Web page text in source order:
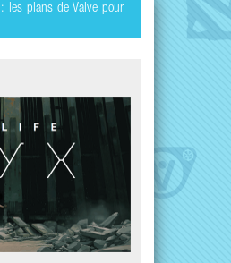
les plans de Valve pour